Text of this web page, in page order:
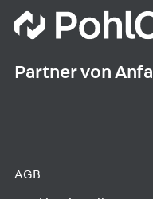
Partner von
AGB